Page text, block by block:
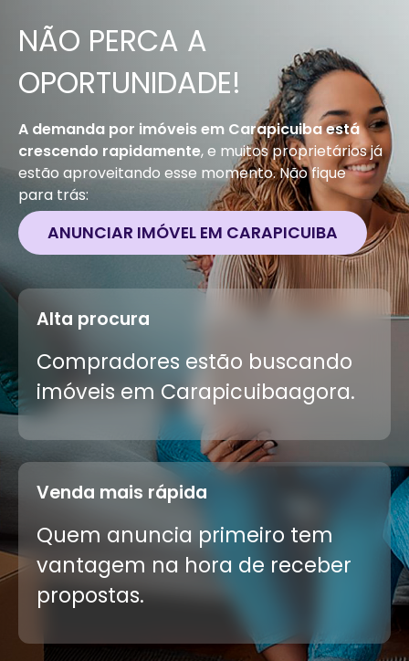
NÃO PERCA A
OPORTUNIDADE!
A demanda por imóveis em Carapicuibaestá
crescendo rapidamente, e muitos proprietários já
estão aproveitando esse momento. Não fique
para trás:
ANUNCIAR IMÓVEL EM CARAPICUIBA
Alta procura
Compradores estão buscando
imóveis em Carapicuibaagora.
Venda mais rápida
Quem anuncia primeiro tem
vantagem na hora de receber
propostas.